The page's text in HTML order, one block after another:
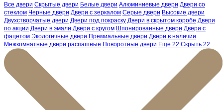
Все двери Скрытые двери Белые двери Алюминиевые двери Двери со
стеклом Черные двери Двери с зеркалом Серые двери Высокие двери
Двухстворчатые двери Двери под покраску Двери в скрытом коробе Двери
по акции Двери в эмали Двери с кругом Шпонированные двери Двери с
фацетом Экологичные двери Премиальные двери Двери в наличии
Межкомнатные двери распашные Поворотные двери Еще 22 Скрыть 22